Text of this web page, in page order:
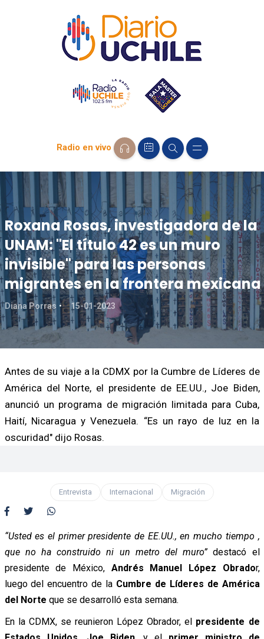
Radio en vivo
Roxana Rosas, investigadora de la
UNAM: "El título 42 es un muro
invisible" para las personas
migrantes en la frontera mexicana
Diana Porras 15-01-2023
Antes de su viaje a la CDMX por la Cumbre de Líderes de
América del Norte, el presidente de EE.UU., Joe Biden,
anunció un programa de migración limitada para Cuba,
Haití, Nicaragua y Venezuela. “Es un rayo de luz en la
oscuridad" dijo Rosas.
Entrevista Internacional Migración
“Usted es el primer presidente de EE.UU., en mucho tiempo ,
que no ha construido ni un metro del muro”destacó el
presidente de México, Andrés Manuel López Obrador,
luego del encuentro de la Cumbre de Líderes de América
del Norte que se desarrolló esta semana.
En la CDMX, se reunieron López Obrador, el presidente de